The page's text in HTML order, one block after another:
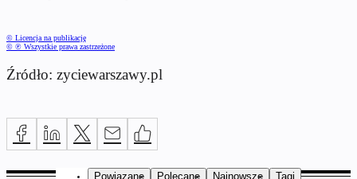
© Licencja na publikację
© ℗ Wszystkie prawa zastrzeżone
Źródło: zyciewarszawy.pl
Powiązane Polecane Najnowsze Tagi